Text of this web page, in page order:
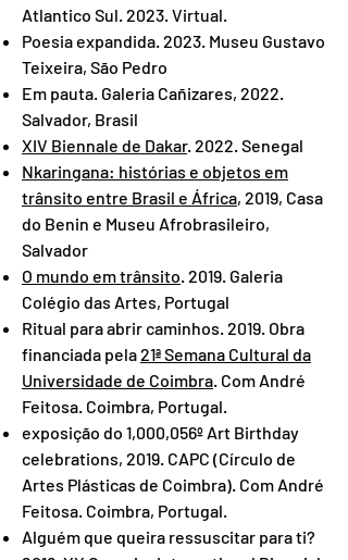
Atlantico Sul. 2023. Virtual.
Poesia expandida. 2023. Museu Gustavo
Teixeira, São Pedro
Em pauta. Galeria Cañizares, 2022.
Salvador, Brasil
XIV Biennale de Dakar. 2022. Senegal
Nkaringana: histórias e objetos em
trânsito entre Brasil e África, 2019, Casa
do Benin e Museu Afrobrasileiro,
Salvador
O mundo em trânsito. 2019. Galeria
Colégio das Artes, Portugal
Ritual para abrir caminhos. 2019. Obra
financiada pela21ª Semana Cultural da
Universidade de Coimbra. Com André
Feitosa. Coimbra, Portugal.
exposição do 1,000,056º Art Birthday
celebrations, 2019. CAPC (Círculo de
Artes Plásticas de Coimbra). Com André
Feitosa. Coimbra, Portugal.
Alguém que queira ressuscitar para ti?